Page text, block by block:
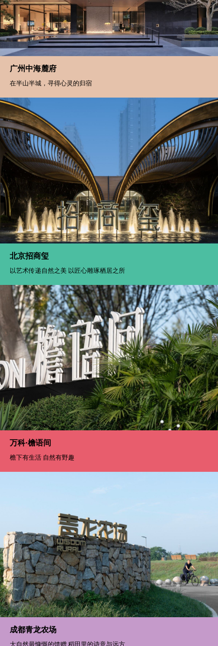
保利·半岛1号
在蔚蓝边际，梦织海边生活
广州中海麓府
在半山半城，寻得心灵的归宿
北京招商玺
以艺术传递自然之美 以匠心雕琢栖居之所
万科·檐语间
檐下有生活 自然有野趣